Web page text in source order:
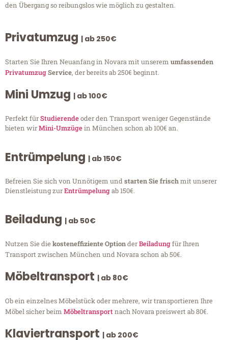
den Übergang so reibungslos wie möglich zu gestalten.
Privatumzug | ab 250€
Starten Sie Ihren Neuanfang in Novara mit unserem umfassenden
PrivatumzugService, der bereits ab 250€ beginnt.
Mini Umzug | ab 100€
Perfekt fürStudierendeoder den Transport weniger Gegenstände
bieten wirMini-Umzügein München schon ab 100€ an.
Entrümpelung | ab 150€
Befreien Sie sich von Unnötigem undstarten Sie frischmit unserer
Dienstleistung zurEntrümpelungab 150€.
Beiladung | ab 50€
Nutzen Sie diekosteneffiziente OptionderBeiladungfür Ihren
Transport zwischen München und Novara schon ab 50€.
Möbeltransport | ab 80€
Ob ein einzelnes Möbelstück oder mehrere, wir transportieren Ihre
Möbel sicher beim Möbeltransportnach Novara preiswert ab 80€.
Klaviertransport | ab 200€